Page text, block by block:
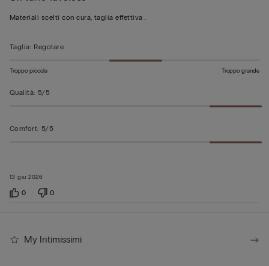
su
13 giu 2026
Materiali scelti con cura, taglia effettiva .
Taglia: Regolare
Troppo piccola Troppo grande
Qualità: 5/5
Comfort: 5/5
0 0
My Intimissimi